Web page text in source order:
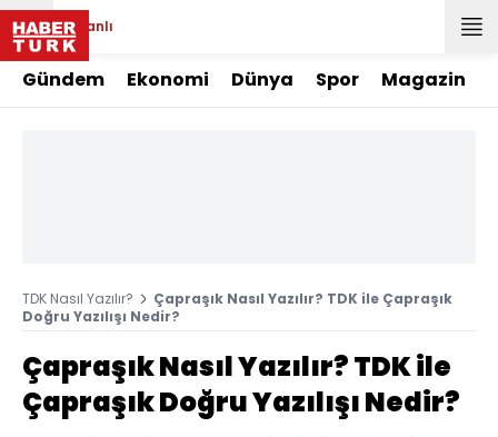
Canlı
Gündem Ekonomi Dünya Spor Magazin
TDK Nasıl Yazılır?
Çapraşık Nasıl Yazılır? TDK ile Çapraşık
Doğru Yazılışı Nedir?
Çapraşık Nasıl Yazılır? TDK ile
Çapraşık Doğru Yazılışı Nedir?